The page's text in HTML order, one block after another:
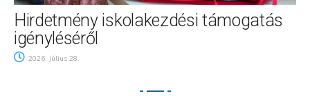
Hirdetmény iskolakezdési támogatás
igényléséről
2026. július 28.